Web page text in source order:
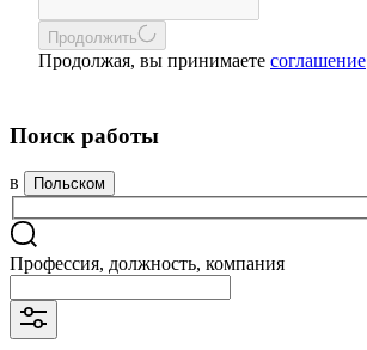
Продолжить
Продолжая, вы принимаете соглашение
Поиск работы
в Польском
Профессия, должность, компания